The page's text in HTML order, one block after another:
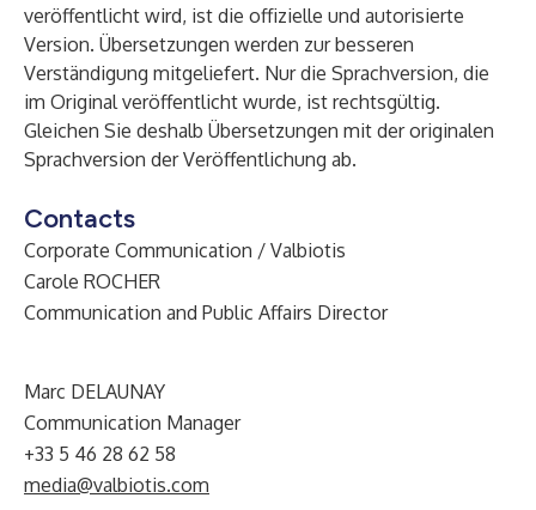
veröffentlicht wird, ist die offizielle und autorisierte
Version. Übersetzungen werden zur besseren
Verständigung mitgeliefert. Nur die Sprachversion, die
im Original veröffentlicht wurde, ist rechtsgültig.
Gleichen Sie deshalb Übersetzungen mit der originalen
Sprachversion der Veröffentlichung ab.
Contacts
Corporate Communication / Valbiotis
Carole ROCHER
Communication and Public Affairs Director
Marc DELAUNAY
Communication Manager
+33 5 46 28 62 58
media@valbiotis.com